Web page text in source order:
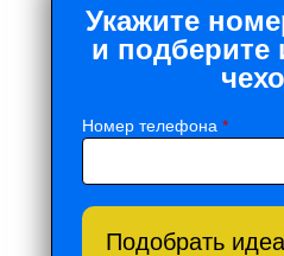
Укажите
и
Номер телефона *
Подобрать